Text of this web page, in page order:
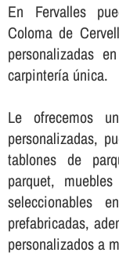
En Fervalles
Coloma de
personalizadas
carpinterí­a única.
Le ofrecemos
personalizadas,
tablones de
parquet,
seleccionables
prefabricadas,
personalizados a